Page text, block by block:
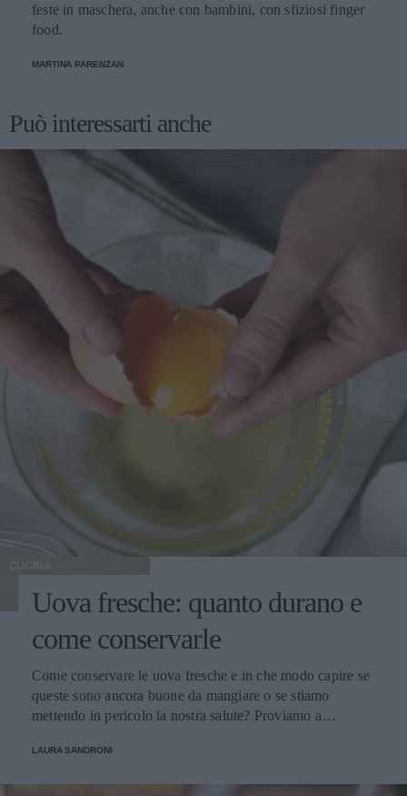
feste in maschera, anche con bambini, con sfiziosi finger
food.
MARTINA PARENZAN
Può interessarti anche
CUCINA
Uova fresche: quanto durano e
come conservarle
Come conservare le uova fresche e in che modo capire se
queste sono ancora buone da mangiare o se stiamo
mettendo in pericolo la nostra salute? Proviamo a
LAURA SANDRONI